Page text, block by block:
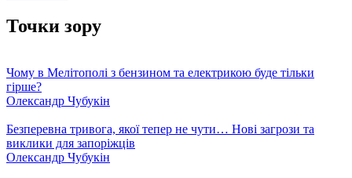
Точки зору
Чому в Мелітополі з бензином та електрикою буде тільки
гірше?
Олександр Чубукін
Безперевна тривога, якої тепер не чути… Нові загрози та
виклики для запоріжців
Олександр Чубукін